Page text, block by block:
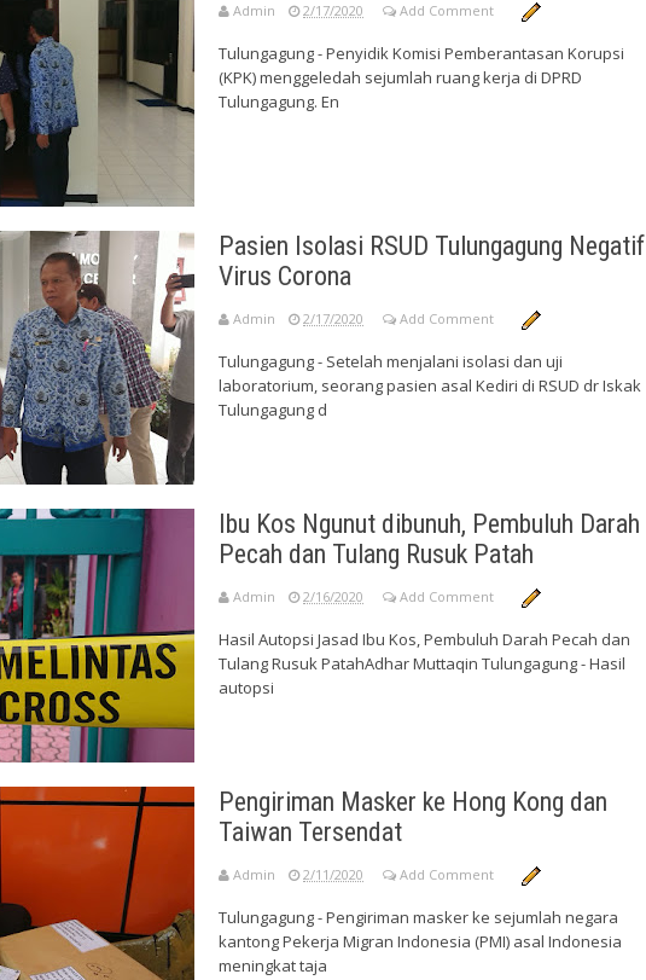
Admin 2/17/2020 Add Comment
Tulungagung - Penyidik Komisi Pemberantasan Korupsi
(KPK) menggeledah sejumlah ruang kerja di DPRD
Tulungagung. En
Pasien Isolasi RSUD Tulungagung Negatif
Virus Corona
Admin 2/17/2020 Add Comment
Tulungagung - Setelah menjalani isolasi dan uji
laboratorium, seorang pasien asal Kediri di RSUD dr Iskak
Tulungagung d
Ibu Kos Ngunut dibunuh, Pembuluh Darah
Pecah dan Tulang Rusuk Patah
Admin 2/16/2020 Add Comment
Hasil Autopsi Jasad Ibu Kos, Pembuluh Darah Pecah dan
Tulang Rusuk PatahAdhar Muttaqin Tulungagung - Hasil
autopsi
Pengiriman Masker ke Hong Kong dan
Taiwan Tersendat
Admin 2/11/2020 Add Comment
Tulungagung - Pengiriman masker ke sejumlah negara
kantong Pekerja Migran Indonesia (PMI) asal Indonesia
meningkat taja